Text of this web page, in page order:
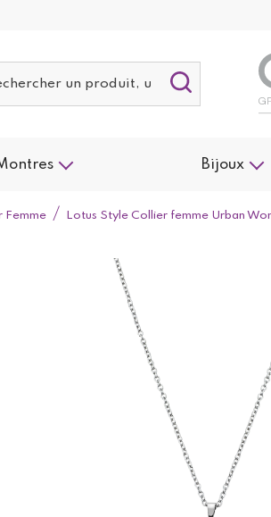
Bijoux
Femme Lotus Style Collier femme Urban